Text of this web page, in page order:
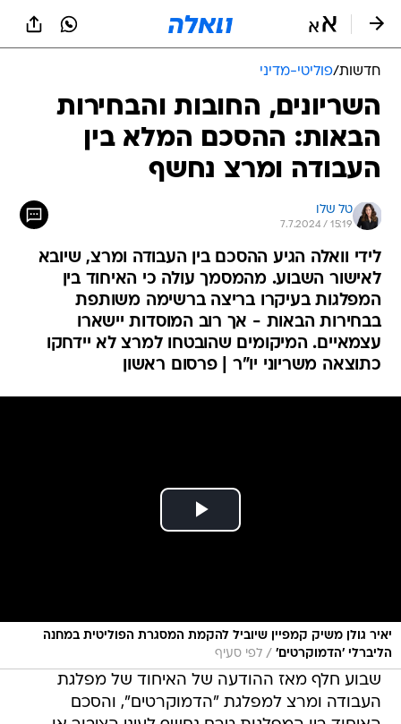
חדשות/פוליטי-מדיני
השריונים, החובות והבחירות
הבאות: ההסכם המלא בין
העבודה ומרצ נחשף
טל שלו
7.7.2024 / 15:19
לידי וואלה הגיע ההסכם בין העבודה ומרצ, שיובא
לאישור השבוע. מהמסמך עולה כי האיחוד בין
המפלגות בעיקרו בריצה ברשימה משותפת
בבחירות הבאות - אך רוב המוסדות יישארו
עצמאיים. המיקומים שהובטחו למרצ לא יידחקו
כתוצאה משריוני יו"ר | פרסום ראשון
יאיר גולן משיק קמפיין שיוביל להקמת המסגרת הפוליטית במחנה
הליברלי 'הדמוקרטים' / לפי סעיף
שבוע חלף מאז ההודעה של האיחוד של מפלגת
העבודה ומרצ למפלגת "הדמוקרטים", והסכם